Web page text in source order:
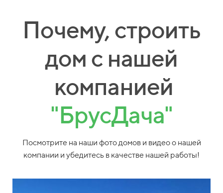
Почему, строить
дом с нашей
компанией
"БрусДача"
Посмотрите на наши фото домов и видео о нашей
компании и убедитесь в качестве нашей работы!